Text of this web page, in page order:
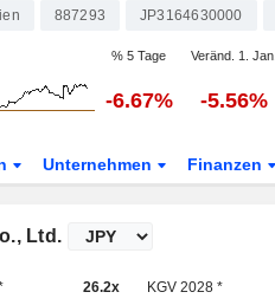
887293 JP3164630000
% 5 Tage Veränd. 1. Jan.
-6.67% -5.56%
Unternehmen Finanzen
Ltd.
26.2x KGV 2028 *